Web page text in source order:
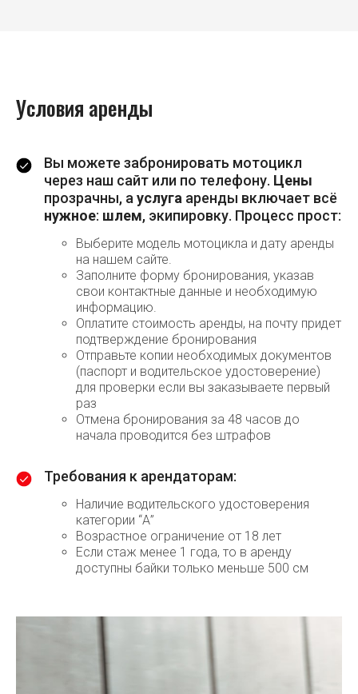
Условия аренды
Вы можете забронировать мотоцикл
через наш сайт или по телефону. Цены
прозрачны, а услуга аренды включает всё
нужное: шлем, экипировку. Процесс прост:
Выберите модель мотоцикла и дату аренды
на нашем сайте.
Заполните форму бронирования, указав
свои контактные данные и необходимую
информацию.
Оплатите стоимость аренды, на почту придет
подтверждение бронирования
Отправьте копии необходимых документов
(паспорт и водительское удостоверение)
для проверки если вы заказываете первый
раз
Отмена бронирования за 48 часов до
начала проводится без штрафов
Требования к арендаторам:
Наличие водительского удостоверения
категории “А”
Возрастное ограничение от 18 лет
Если стаж менее 1 года, то в аренду
доступны байки только меньше 500 см